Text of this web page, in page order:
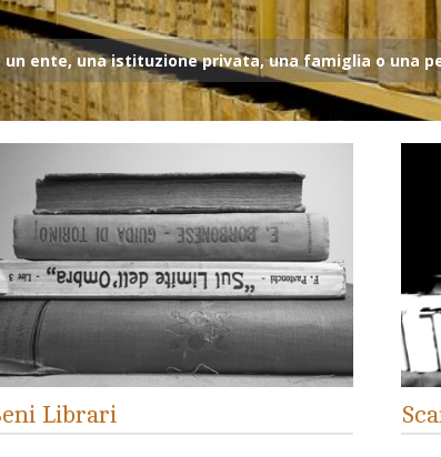
ente, una istituzione privata, una famiglia o una
Librari